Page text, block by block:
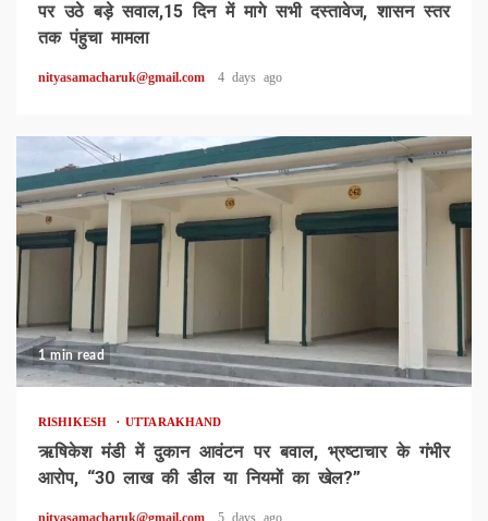
पर उठे बड़े सवाल,15 दिन में मागे सभी दस्तावेज, शासन स्तर
तक पंहुचा मामला
nityasamacharuk@gmail.com 4 days ago
1 min read
RISHIKESH UTTARAKHAND
ऋषिकेश मंडी में दुकान आवंटन पर बवाल, भ्रष्टाचार के गंभीर
आरोप, “30 लाख की डील या नियमों का खेल?”